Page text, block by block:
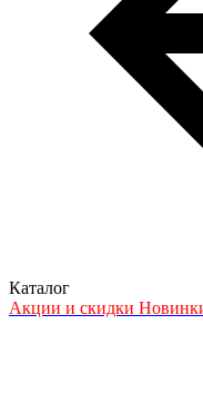
Каталог
Акции и скидки